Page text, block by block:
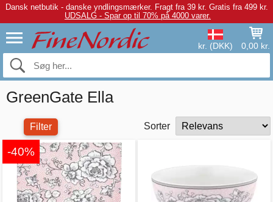
Dansk netbutik - danske yndlingsmærker. Fragt fra 39 kr. Gratis fra 499 kr.
UDSALG - Spar op til 70% på 4000 varer.
kr. (DKK) 0,00 kr.
GreenGate Ella
Filter Sorter
-40%